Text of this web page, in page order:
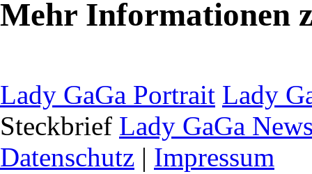
Mehr Informationen
Lady GaGa Portrait Lady
Steckbrief Lady GaGa
Datenschutz | Impressum